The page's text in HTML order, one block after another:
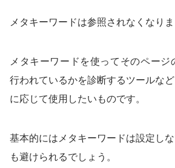
メタキーワードは参照されなくなりま
メタキーワードを使ってそのページ
行われているかを診断するツールな
に応じて使用したいものです。
基本的にはメタキーワードは設定し
も避けられるでしょう。